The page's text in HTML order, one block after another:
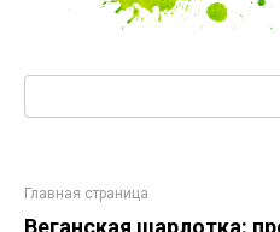
Главная страница
Веганская шарлотка: